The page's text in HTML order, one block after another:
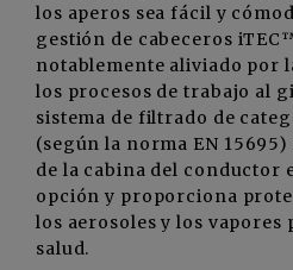
los aperos sea fácil y
gestión de cabeceros
notablemente aliviado por
los procesos de trabajo al
sistema de filtrado de
(según la norma EN
de la cabina del conductor
opción y proporciona
los aerosoles y los vapores
salud.